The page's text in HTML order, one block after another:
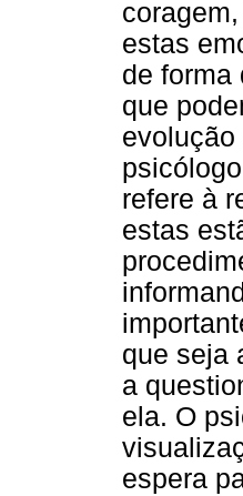
estas
de forma
que
evolução
refere à
estas
que seja
a
ela. O
espera